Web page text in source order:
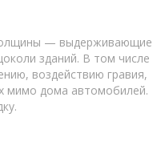
— выдерживающие
зданий. В том числе
воздействию гравия,
мимо дома автомобилей.